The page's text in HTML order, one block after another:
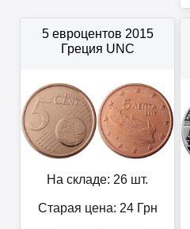
5 евроцентов 2015
Греция UNC
На складе: 26 шт.
Старая цена: 24Грн